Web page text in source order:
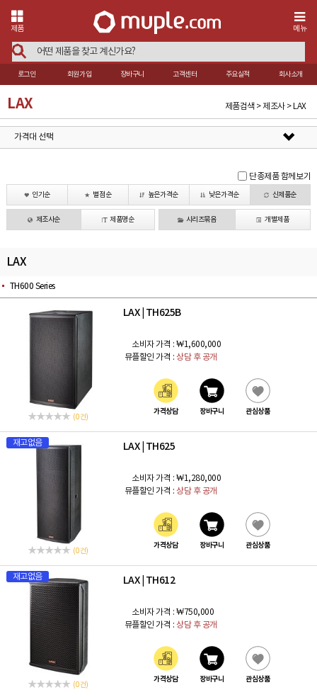
제품 메뉴
로그인 회원가입 장바구니 고객센터 주요실적 회사소개
LAX 제품검색 > 제조사 > LAX
가격대 선택
단종제품 함께보기
인기순 별점순 높은가격순 낮은가격순 신제품순
제조사순 제품명순 시리즈묶음 개별제품
LAX
TH600 Series
(0 건)
LAX TH625B
소비자 가격 : ₩1,600,000
뮤플할인 가격 : 상담 후 공개
가격상담 장바구니 관심상품
재고없음
(0 건)
LAX TH625
소비자 가격 : ₩1,280,000
뮤플할인 가격 : 상담 후 공개
가격상담 장바구니 관심상품
재고없음
(0 건)
LAX TH612
소비자 가격 : ₩750,000
뮤플할인 가격 : 상담 후 공개
가격상담 장바구니 관심상품